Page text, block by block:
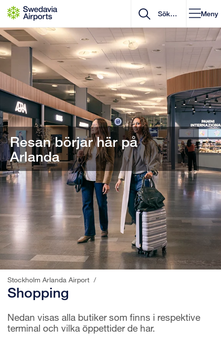
Gå till innehåll
Meny
Resan börjar här på
Arlanda
Stockholm Arlanda Airport /
Shopping
Nedan visas alla butiker som finns i respektive
terminal och vilka öppettider de har.